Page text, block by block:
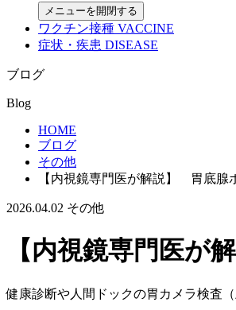
メニューを開閉する
ワクチン接種 VACCINE
症状・疾患 DISEASE
ブログ
Blog
HOME
ブログ
その他
【内視鏡専門医が解説】 胃底腺
2026.04.02 その他
【内視鏡専門医
健康診断や人間ドックの胃カメラ検査